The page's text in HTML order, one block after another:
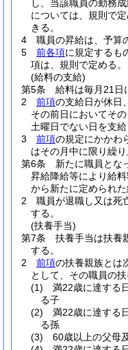
し、当該職員の勤務
については、規則で
きる。
4
職員の昇給は、予算
5
前各項に規定するも
項は、規則で定める。
(給料の支給)
第5条
給料は毎月21日
2
前項の支給日が休日
その前日においてそ
土曜日でない日を支給
3
前項の規定にかかわ
はその月中に限り繰
第6条
新たに職員とな
昇給降給等により給
から新たに定められた
2
職員が退職し又は死
する。
(扶養手当)
第7条
扶養手当は扶養
する。
2
前項の扶養親族とは
として、その職員の
(1)
満22歳に達する
る子
(2)
満22歳に達する
る孫
(3)
60歳以上の父母